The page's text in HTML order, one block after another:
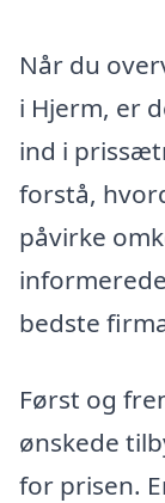
Når du
i Hjerm, er
ind i
forstå,
påvirke
bedste
Først og
ønskede
for prisen.